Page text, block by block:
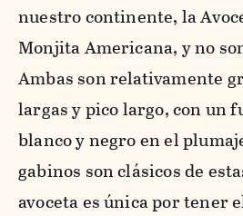
nuestro continente, la
Monjita Americana, y no
Ambas son relativamente
largas y pico largo, con un
blanco y negro en el
gabinos son clásicos de
avoceta es única por tener